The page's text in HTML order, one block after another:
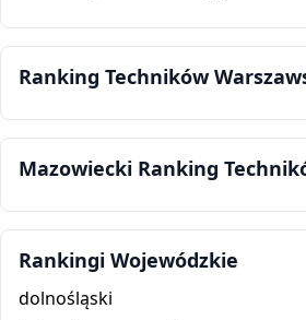
Ranking Techników
Mazowiecki Ranking
Rankingi Wojewódzkie
dolnośląski